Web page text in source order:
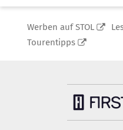
Werben auf STOL
Tourentipps